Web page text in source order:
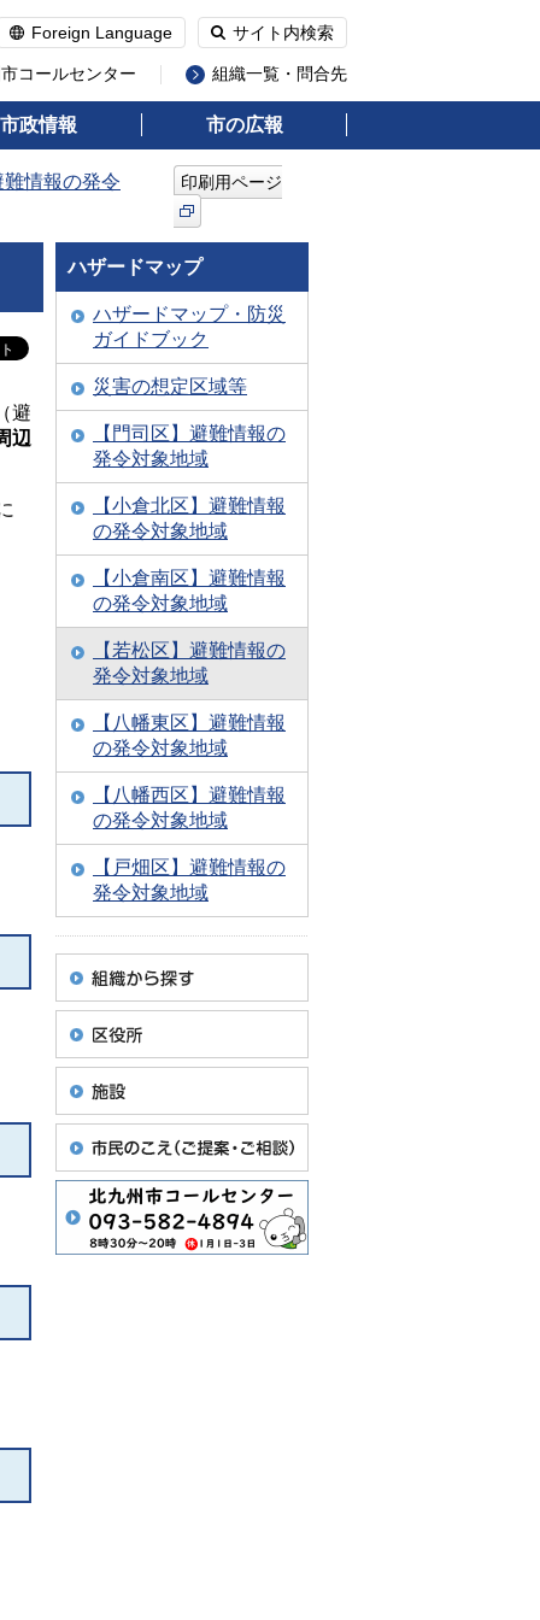
Foreign Language サイト内検索
コールセンター 組織一覧・問合先
市政情報 市の広報
難情報の発令
印刷用ページ
（避
辺
ハザードマップ
ハザードマップ・防災
ガイドブック
災害の想定区域等
【門司区】避難情報の
発令対象地域
【小倉北区】避難情報
の発令対象地域
【小倉南区】避難情報
の発令対象地域
【若松区】避難情報の
発令対象地域
【八幡東区】避難情報
の発令対象地域
【八幡西区】避難情報
の発令対象地域
【戸畑区】避難情報の
発令対象地域